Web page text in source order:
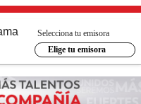
Selecciona tu emisora
Elige tu emisora